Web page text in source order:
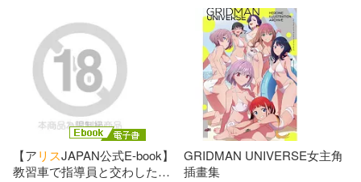
高瀬りな(5)
DEEP’S(4)
ikra(4) さとう愛里(4)
すのはら風香(4)
Furyu(2)
ひさかたチャイルド(2)
アトフェス(2)
【アリ スJAPAN公式E-book】
教習車で指導員と交わした濃
GRIDMAN UNIVERSE女主角
插畫集